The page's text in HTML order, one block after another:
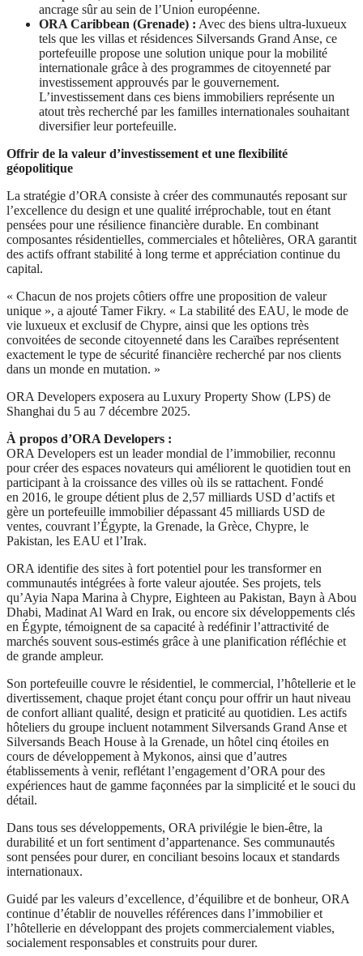
ancrage sûr au sein de l’Union européenne.
ORA Caribbean (Grenade) : Avec des biens ultra-luxueux
tels que les villas et résidences Silversands Grand Anse, ce
portefeuille propose une solution unique pour la mobilité
internationale grâce à des programmes de citoyenneté par
investissement approuvés par le gouvernement.
L’investissement dans ces biens immobiliers représente un
atout très recherché par les familles internationales souhaitant
diversifier leur portefeuille.
Offrir de la valeur d’investissement et une flexibilité
géopolitique
La stratégie d’ORA consiste à créer des communautés reposant sur
l’excellence du design et une qualité irréprochable, tout en étant
pensées pour une résilience financière durable. En combinant
composantes résidentielles, commerciales et hôtelières, ORA garantit
des actifs offrant stabilité à long terme et appréciation continue du
capital.
« Chacun de nos projets côtiers offre une proposition de valeur
unique », a ajouté Tamer Fikry. « La stabilité des EAU, le mode de
vie luxueux et exclusif de Chypre, ainsi que les options très
convoitées de seconde citoyenneté dans les Caraïbes représentent
exactement le type de sécurité financière recherché par nos clients
dans un monde en mutation. »
ORA Developers exposera au Luxury Property Show (LPS) de
Shanghai du 5 au 7 décembre 2025.
À propos d’ORA Developers :
ORA Developers est un leader mondial de l’immobilier, reconnu
pour créer des espaces novateurs qui améliorent le quotidien tout en
participant à la croissance des villes où ils se rattachent. Fondé
en 2016, le groupe détient plus de 2,57 milliards USD d’actifs et
gère un portefeuille immobilier dépassant 45 milliards USD de
ventes, couvrant l’Égypte, la Grenade, la Grèce, Chypre, le
Pakistan, les EAU et l’Irak.
ORA identifie des sites à fort potentiel pour les transformer en
communautés intégrées à forte valeur ajoutée. Ses projets, tels
qu’Ayia Napa Marina à Chypre, Eighteen au Pakistan, Bayn à Abou
Dhabi, Madinat Al Ward en Irak, ou encore six développements clés
en Égypte, témoignent de sa capacité à redéfinir l’attractivité de
marchés souvent sous-estimés grâce à une planification réfléchie et
de grande ampleur.
Son portefeuille couvre le résidentiel, le commercial, l’hôtellerie et le
divertissement, chaque projet étant conçu pour offrir un haut niveau
de confort alliant qualité, design et praticité au quotidien. Les actifs
hôteliers du groupe incluent notamment Silversands Grand Anse et
Silversands Beach House à la Grenade, un hôtel cinq étoiles en
cours de développement à Mykonos, ainsi que d’autres
établissements à venir, reflétant l’engagement d’ORA pour des
expériences haut de gamme façonnées par la simplicité et le souci du
détail.
Dans tous ses développements, ORA privilégie le bien-être, la
durabilité et un fort sentiment d’appartenance. Ses communautés
sont pensées pour durer, en conciliant besoins locaux et standards
internationaux.
Guidé par les valeurs d’excellence, d’équilibre et de bonheur, ORA
continue d’établir de nouvelles références dans l’immobilier et
l’hôtellerie en développant des projets commercialement viables,
socialement responsables et construits pour durer.